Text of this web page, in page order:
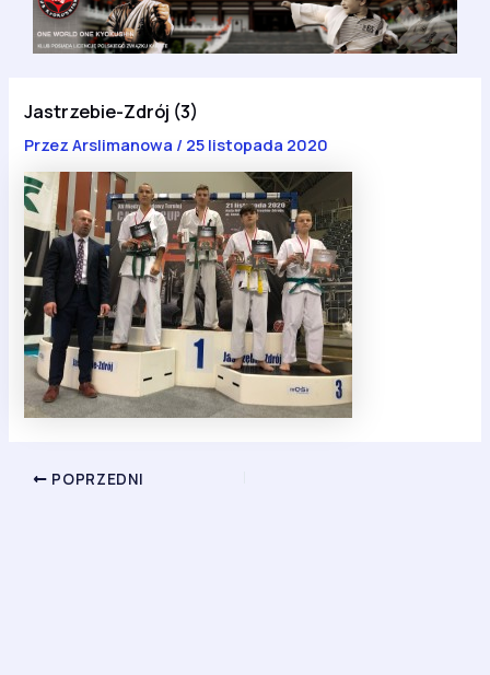
Jastrzebie-Zdrój (3)
PrzezArslimanowa / 25 listopada 2020
POPRZEDNI